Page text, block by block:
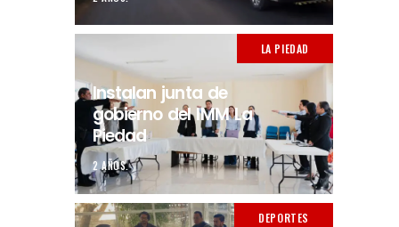
LA PIEDAD
Instalan junta de
gobierno del IMM La
Piedad
2 AÑOS.
DEPORTES